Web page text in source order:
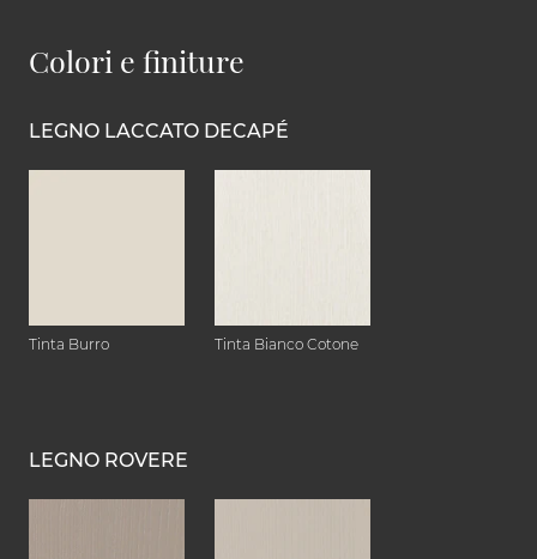
Colori e finiture
LEGNO LACCATO DECAPÉ
Tinta Burro Tinta Bianco Cotone
LEGNO ROVERE